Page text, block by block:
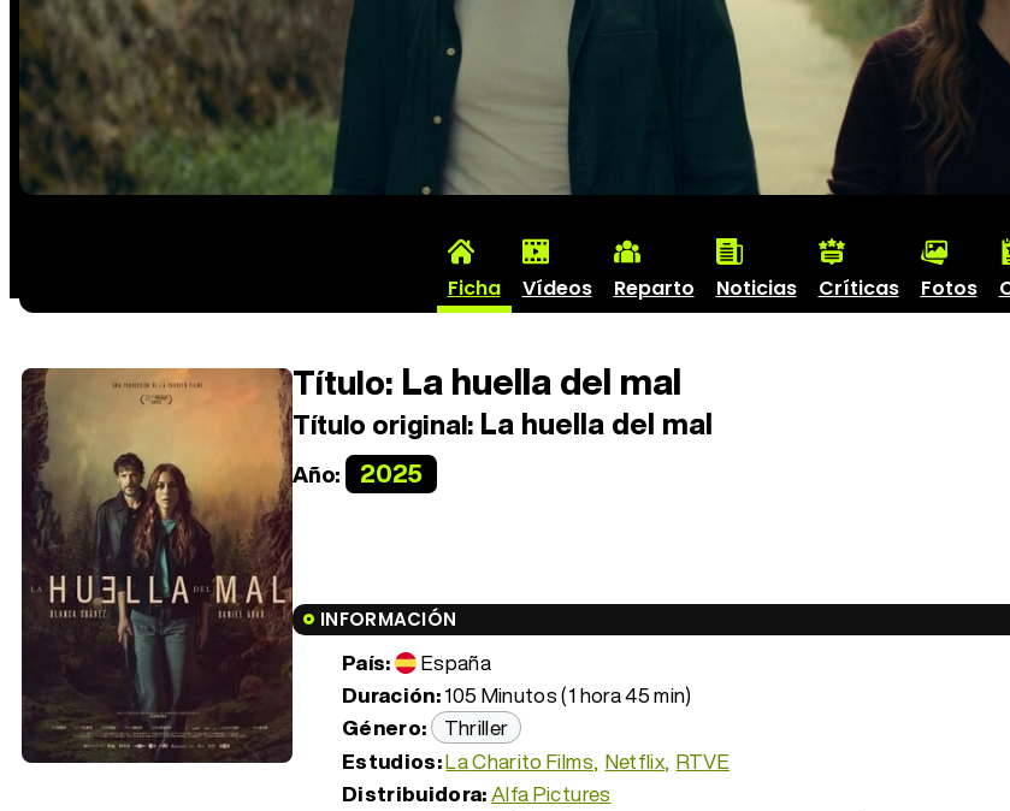
Ficha Vídeos Reparto Noticias Críticas Fotos
Título: La huella del mal
Título original: La huella del mal
Año: 2025
INFORMACIÓN
País:
España
Duración:105 Minutos (1 hora 45 min)
Género:
Thriller
Estudios:La Charito Films Netflix RTVE
Distribuidora:Alfa Pictures